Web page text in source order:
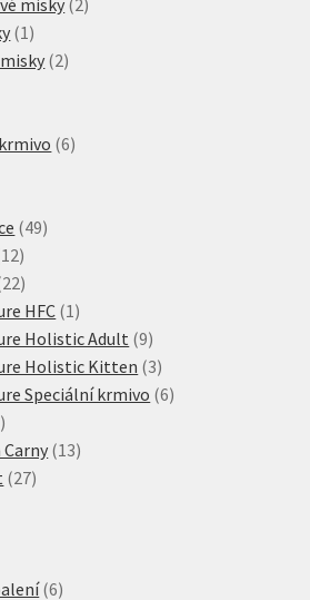
1 1
produkt
22
66
4949
1212
produktů
2222
produktů
HFC 1 1
produkt
Holistic Adult 99
produktů
Holistic Kitten 33
produkty
Speciální krmivo 66
13
produktů
1313
2727
66